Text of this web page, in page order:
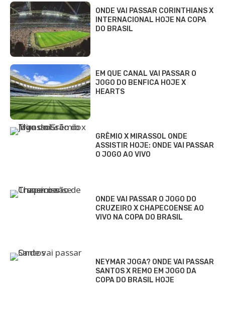
ONDE VAI PASSAR CORINTHIANS X
INTERNACIONAL HOJE NA COPA
DO BRASIL
EM QUE CANAL VAI PASSAR O
JOGO DO BENFICA HOJE X
HEARTS
GRÊMIO X MIRASSOL ONDE
ASSISTIR HOJE: ONDE VAI PASSAR
O JOGO AO VIVO
ONDE VAI PASSAR O JOGO DO
CRUZEIRO X CHAPECOENSE AO
VIVO NA COPA DO BRASIL
NEYMAR JOGA? ONDE VAI PASSAR
SANTOS X REMO EM JOGO DA
COPA DO BRASIL HOJE